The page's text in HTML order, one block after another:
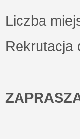
Liczba
Rekrutacja